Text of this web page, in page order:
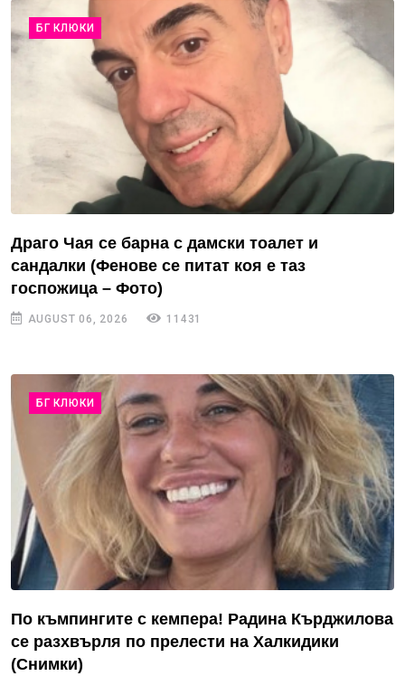
БГ КЛЮКИ
Драго Чая се барна с дамски тоалет и
сандалки (Фенове се питат коя е таз
госпожица – Фото)
AUGUST 06, 2026 11431
БГ КЛЮКИ
По къмпингите с кемпера! Радина Кърджилова
се разхвърля по прелести на Халкидики
(Снимки)